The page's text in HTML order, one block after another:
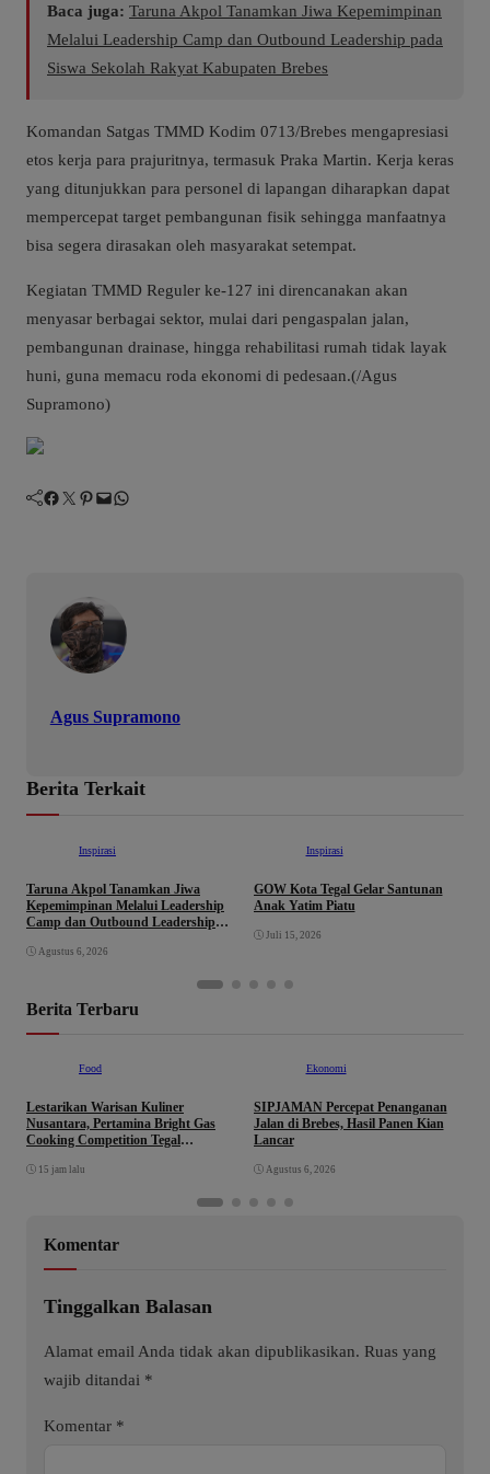
Baca juga: Taruna Akpol Tanamkan Jiwa Kepemimpinan
Melalui Leadership Camp dan Outbound Leadership pada
Siswa Sekolah Rakyat Kabupaten Brebes
Komandan Satgas TMMD Kodim 0713/Brebes mengapresiasi
etos kerja para prajuritnya, termasuk Praka Martin. Kerja keras
yang ditunjukkan para personel di lapangan diharapkan dapat
mempercepat target pembangunan fisik sehingga manfaatnya
bisa segera dirasakan oleh masyarakat setempat.
Kegiatan TMMD Reguler ke-127 ini direncanakan akan
menyasar berbagai sektor, mulai dari pengaspalan jalan,
pembangunan drainase, hingga rehabilitasi rumah tidak layak
huni, guna memacu roda ekonomi di pedesaan.(/Agus
Supramono)
Facebook Twitter Pinterest Mail WhatsApp
Agus Supramono
Berita Terkait
Inspirasi
Taruna Akpol Tanamkan Jiwa
Kepemimpinan Melalui Leadership
Camp dan Outbound Leadership
Kabupaten Brebes
Agustus 6, 2026
Inspirasi
GOW Kota Tegal Gelar Santunan
Anak Yatim Piatu
Juli 15, 2026
Berita Terbaru
Food
Lestarikan Warisan Kuliner
Nusantara, Pertamina Bright Gas
Cooking Competition Tegal
15 jam lalu
Ekonomi
SIPJAMAN Percepat Penanganan
Jalan di Brebes, Hasil Panen Kian
Lancar
Agustus 6, 2026
Komentar
Tinggalkan Balasan
Alamat email Anda tidak akan dipublikasikan. Ruas yang
wajib ditandai *
Komentar *